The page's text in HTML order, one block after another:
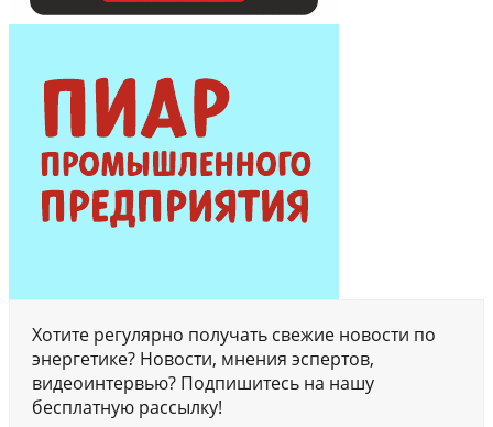
Хотите регулярно получать свежие новости по
энергетике? Новости, мнения эспертов,
видеоинтервью? Подпишитесь на нашу
бесплатную рассылку!